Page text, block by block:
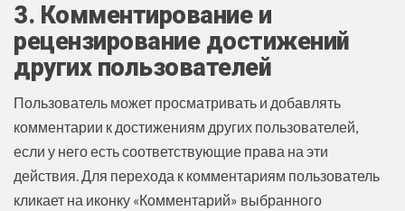
3. Комментирование и
рецензирование достижений
других пользователей
Пользователь может просматривать и добавлять
комментарии к достижениям других пользователей,
если у него есть соответствующие права на эти
действия.Для перехода к комментариям пользователь
кликает на иконку «Комментарий» выбранного